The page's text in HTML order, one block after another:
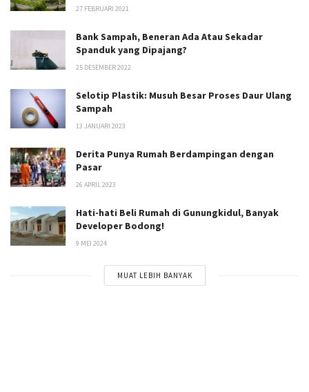
27 FEBRUARI 2021
Bank Sampah, Beneran Ada Atau Sekadar
Spanduk yang Dipajang?
25 DESEMBER 2022
Selotip Plastik: Musuh Besar Proses Daur Ulang
Sampah
13 JANUARI 2023
Derita Punya Rumah Berdampingan dengan
Pasar
26 APRIL 2023
Hati-hati Beli Rumah di Gunungkidul, Banyak
Developer Bodong!
9 MEI 2024
MUAT LEBIH BANYAK